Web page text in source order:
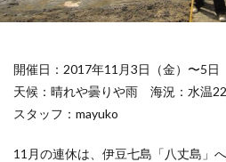
開催日：2017年11月3日（金）〜5
天候：晴れや曇りや雨 海況：水温
スタッフ：mayuko
11月の連休は、伊豆七島「八丈島」